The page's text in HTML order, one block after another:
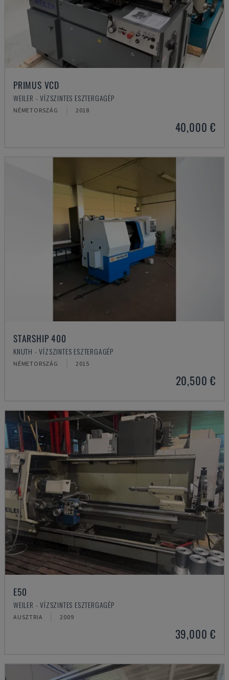
PRIMUS VCD
WEILER - VÍZSZINTES ESZTERGAGÉP
NÉMETORSZÁG 2018
40,000 €
STARSHIP 400
KNUTH - VÍZSZINTES ESZTERGAGÉP
NÉMETORSZÁG 2015
20,500 €
E50
WEILER - VÍZSZINTES ESZTERGAGÉP
AUSZTRIA 2009
39,000 €